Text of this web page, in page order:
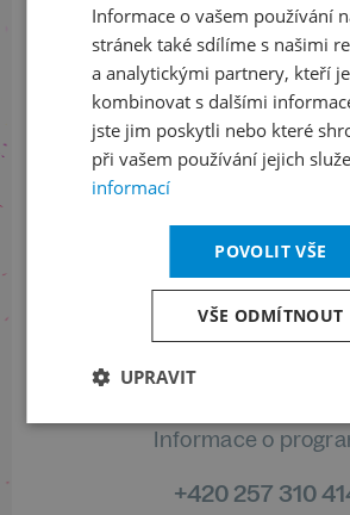
ODEBÍRAT
Sledujte nás na
Informace o stavu
+420 461 049
Informace o
+420 257 310
Informace o vašem používání
stránek také sdílíme s našimi
a analytickými partnery, kteří
kombinovat s dalšími
jste jim poskytli nebo které
při vašem používání jejich
informací
POVOLIT VŠE
VŠE ODMÍTNOUT
UPRAVIT